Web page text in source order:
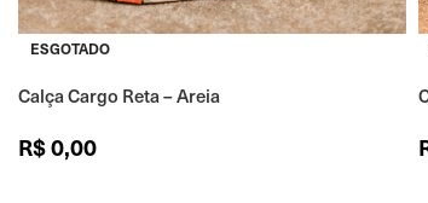
ESGOTADO
Calça Cargo Reta – Areia
R$0,00